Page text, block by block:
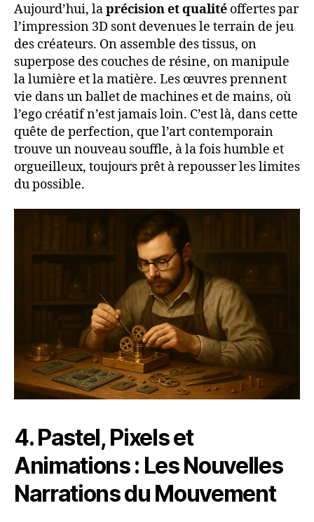
Aujourd’hui, laprécision et qualité offertes par
l’impression 3D sont devenues le terrain de jeu
des créateurs. On assemble des tissus, on
superpose des couches de résine, on manipule
la lumière et la matière. Les œuvres prennent
vie dans un ballet de machines et de mains, où
l’ego créatif n’est jamais loin. C’est là, dans cette
quête de perfection, que l’art contemporain
trouve un nouveau souffle, à la fois humble et
orgueilleux, toujours prêt à repousser les limites
du possible.
4. Pastel, Pixels et
Animations : Les Nouvelles
Narrations du Mouvement